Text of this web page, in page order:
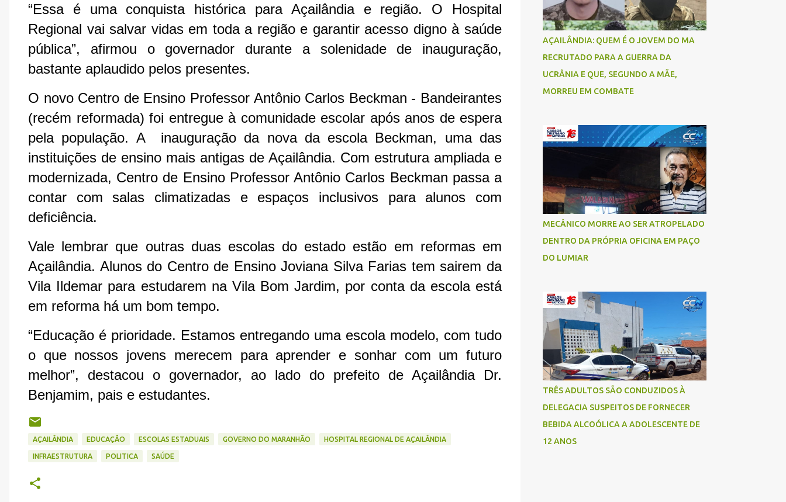
“Essa é uma conquista histórica para Açailândia e região. O Hospital
Regional vai salvar vidas em toda a região e garantir acesso digno à saúde
pública”, afirmou o governador durante a solenidade de inauguração,
bastante aplaudido pelos presentes.
O novo Centro de Ensino Professor Antônio Carlos Beckman - Bandeirantes
(recém reformada) foi entregue à comunidade escolar após anos de espera
pela população. A inauguração da nova da escola Beckman, uma das
instituições de ensino mais antigas de Açailândia. Com estrutura ampliada e
modernizada, Centro de Ensino Professor Antônio Carlos Beckman passa a
contar com salas climatizadas e espaços inclusivos para alunos com
deficiência.
Vale lembrar que outras duas escolas do estado estão em reformas em
Açailândia. Alunos do Centro de Ensino Joviana Silva Farias tem sairem da
Vila Ildemar para estudarem na Vila Bom Jardim, por conta da escola está
em reforma há um bom tempo.
“Educação é prioridade. Estamos entregando uma escola modelo, com tudo
o que nossos jovens merecem para aprender e sonhar com um futuro
melhor”, destacou o governador, ao lado do prefeito de Açailândia Dr.
Benjamim, pais e estudantes.
AÇAILÂNDIA EDUCAÇÃO ESCOLAS ESTADUAIS GOVERNO DO MARANHÃO HOSPITAL REGIONAL DE AÇAILÂNDIA
INFRAESTRUTURA POLITICA SAÚDE
AÇAILÂNDIA: QUEM É O JOVEM DO MA
RECRUTADO PARA A GUERRA DA
UCRÂNIA E QUE, SEGUNDO A MÃE,
MORREU EM COMBATE
MECÂNICO MORRE AO SER ATROPELADO
DENTRO DA PRÓPRIA OFICINA EM PAÇO
DO LUMIAR
TRÊS ADULTOS SÃO CONDUZIDOS À
DELEGACIA SUSPEITOS DE FORNECER
BEBIDA ALCOÓLICA A ADOLESCENTE DE
12 ANOS